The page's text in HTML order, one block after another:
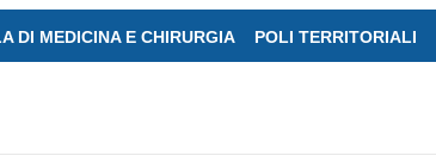
DI MEDICINA E CHIRURGIA POLI TERRITORIALI